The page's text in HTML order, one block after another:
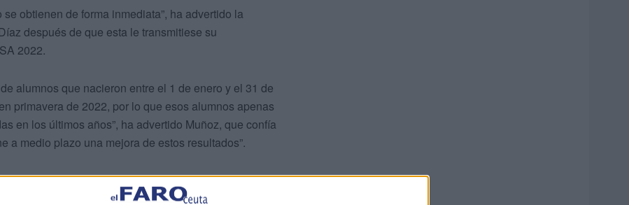
obtienen de forma inmediata”, ha advertido la
después de que esta le transmitiese su
2022.
alumnos que nacieron entre el 1 de enero y el 31 de
primavera de 2022, por lo que esos alumnos apenas
en los últimos años”, ha advertido Muñoz, que confía
a medio plazo una mejora de estos resultados”.